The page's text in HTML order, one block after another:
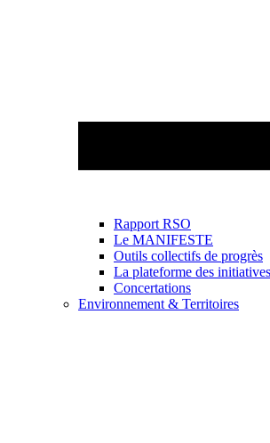
Rapport RSO
Le MANIFESTE
Outils collectifs de progrès
La plateforme des
Concertations
Environnement & Territoires